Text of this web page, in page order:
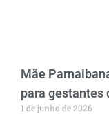
Mãe
para gestantes
1 de junho de 2026